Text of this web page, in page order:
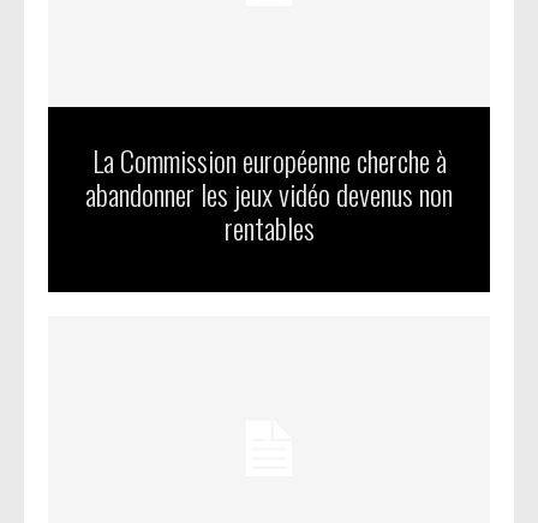
La Commission européenne cherche à
abandonner les jeux vidéo devenus non
rentables